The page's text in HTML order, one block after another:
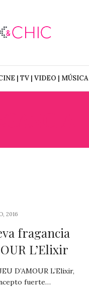
| TV | VIDEO | MÚSICA
2016
fragancia
L’Elixir
D’AMOUR L’Elixir,
fuerte…